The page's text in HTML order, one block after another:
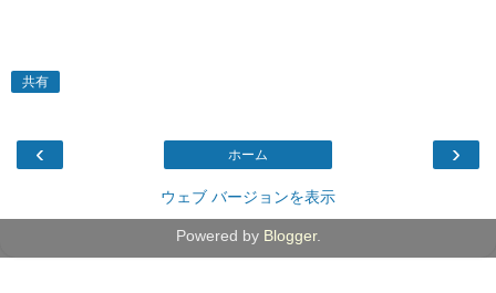
共有
‹ ›
ホーム
ウェブ バージョンを表示
Powered by Blogger.